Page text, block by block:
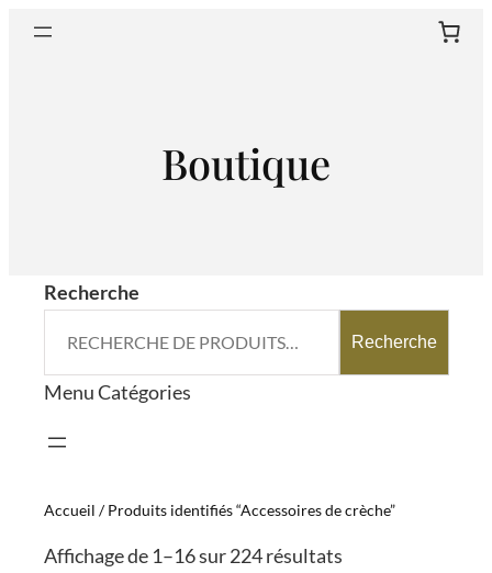
Aller
Boutique
Recherche
Recherche
Menu Catégories
Accueil / Produits identifiés “Accessoires de crèche”
Affichage de 1–16 sur 224 résultats